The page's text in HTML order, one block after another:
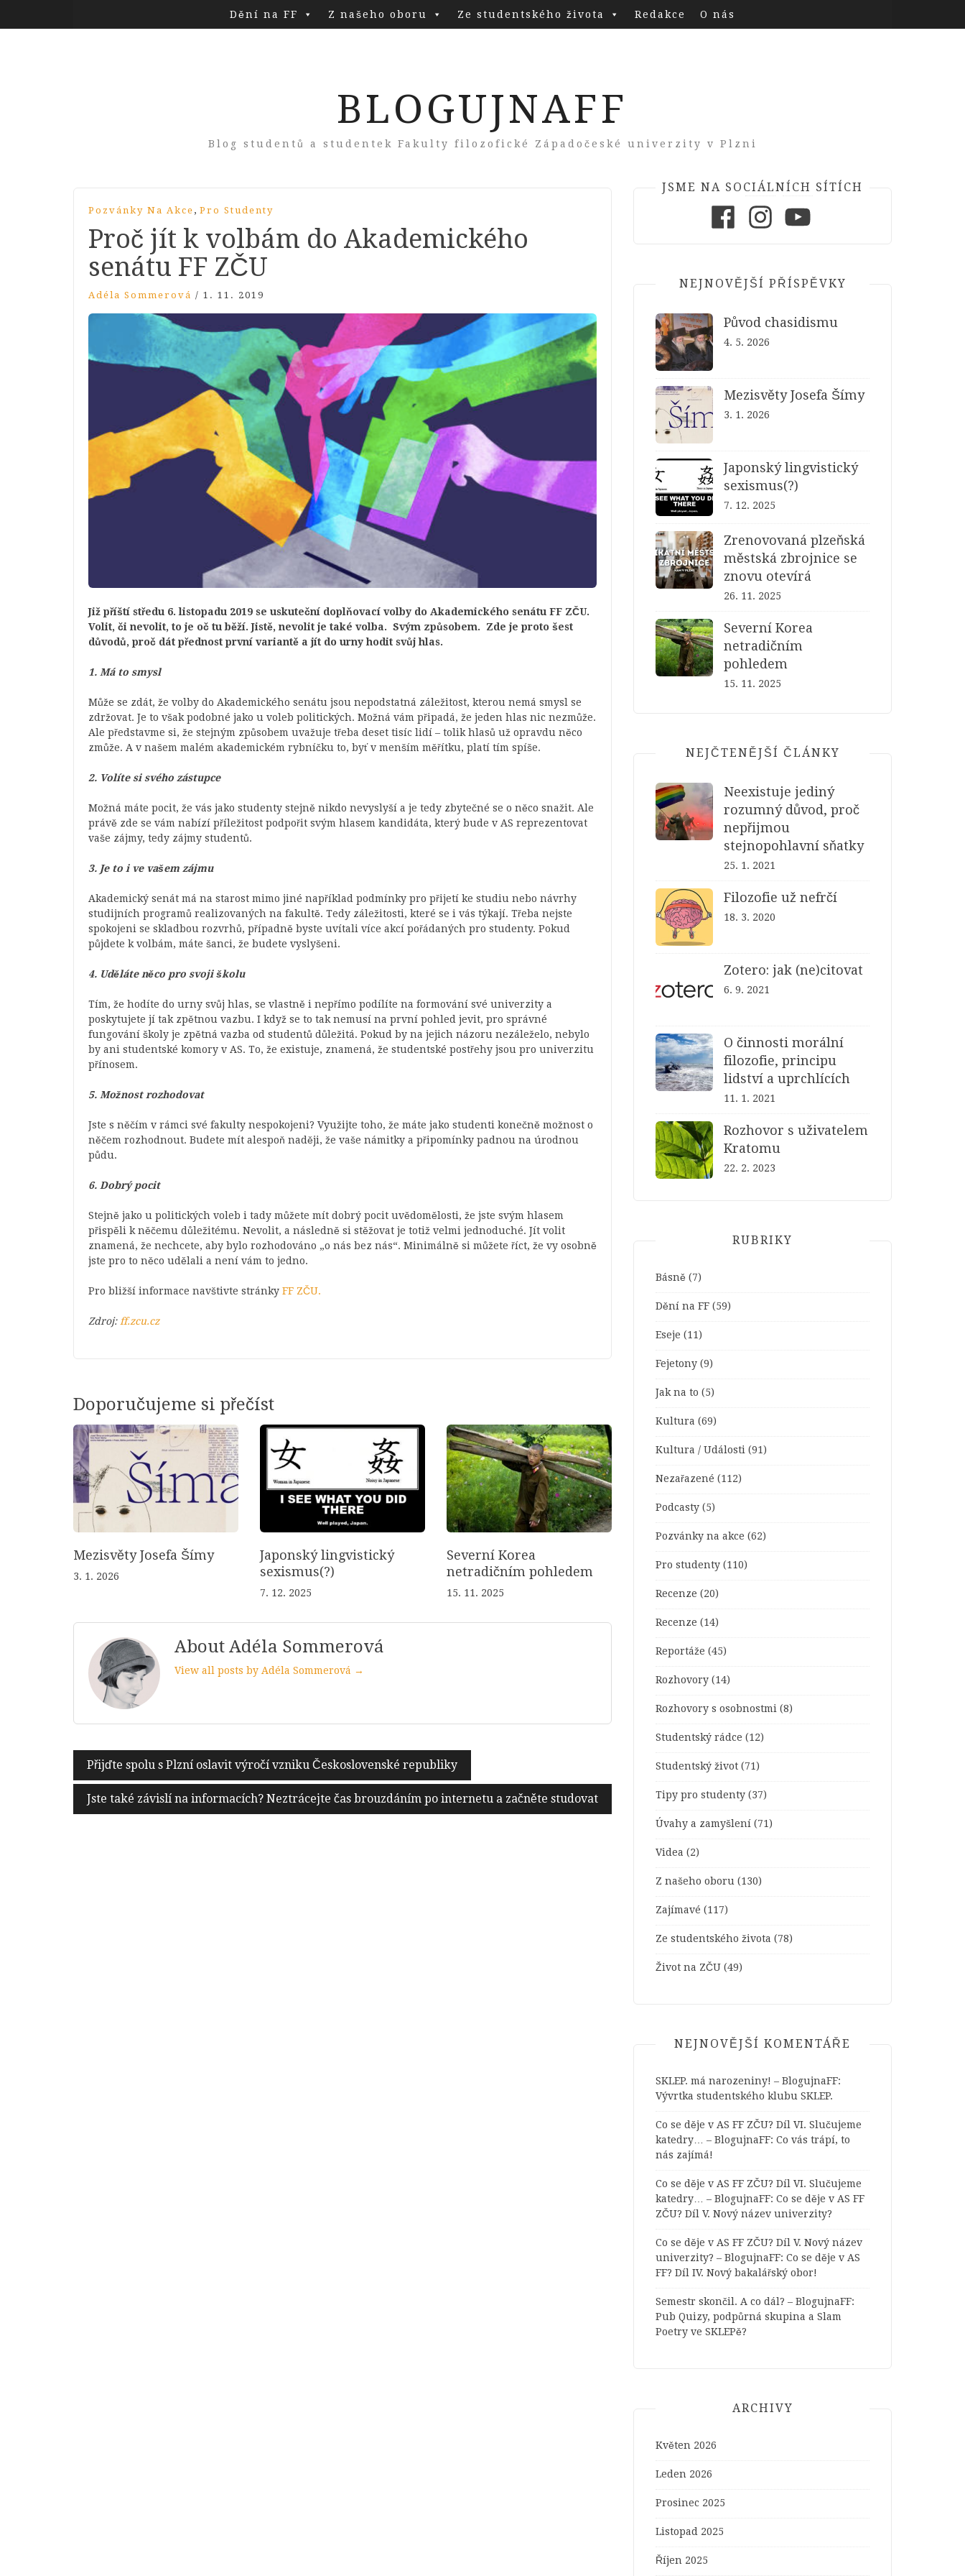
Dění na FF Z našeho oboru Ze studentského života Redakce O nás
BLOGUJNAFF
Blog studentů a studentek Fakulty filozofické Západočeské univerzity v Plzni
Pozvánky Na Akce , Pro Studenty
Proč jít k volbám do Akademického
senátu FF ZČU
Adéla Sommerová / 1. 11. 2019
Již příští středu 6. listopadu 2019 se uskuteční doplňovací volby do Akademického senátu FF ZČU.
Volit, či nevolit, to je oč tu běží. Jistě, nevolit je také volba. Svým způsobem. Zde je proto šest
důvodů, proč dát přednost první variantě a jít do urny hodit svůj hlas.
1. Má to smysl
Může se zdát, že volby do Akademického senátu jsou nepodstatná záležitost, kterou nemá smysl se
zdržovat. Je to však podobné jako u voleb politických. Možná vám připadá, že jeden hlas nic nezmůže.
Ale představme si, že stejným způsobem uvažuje třeba deset tisíc lidí – tolik hlasů už opravdu něco
zmůže. A v našem malém akademickém rybníčku to, byť v menším měřítku, platí tím spíše.
2. Volíte si svého zástupce
Možná máte pocit, že vás jako studenty stejně nikdo nevyslyší a je tedy zbytečné se o něco snažit. Ale
právě zde se vám nabízí příležitost podpořit svým hlasem kandidáta, který bude v AS reprezentovat
vaše zájmy, tedy zájmy studentů.
3. Je to i ve vašem zájmu
Akademický senát má na starost mimo jiné například podmínky pro přijetí ke studiu nebo návrhy
studijních programů realizovaných na fakultě. Tedy záležitosti, které se i vás týkají. Třeba nejste
spokojeni se skladbou rozvrhů, případně byste uvítali více akcí pořádaných pro studenty. Pokud
půjdete k volbám, máte šanci, že budete vyslyšeni.
4. Uděláte něco pro svoji školu
Tím, že hodíte do urny svůj hlas, se vlastně i nepřímo podílíte na formování své univerzity a
poskytujete jí tak zpětnou vazbu. I když se to tak nemusí na první pohled jevit, pro správné
fungování školy je zpětná vazba od studentů důležitá. Pokud by na jejich názoru nezáleželo, nebylo
by ani studentské komory v AS. To, že existuje, znamená, že studentské postřehy jsou pro univerzitu
přínosem.
5. Možnost rozhodovat
Jste s něčím v rámci své fakulty nespokojeni? Využijte toho, že máte jako studenti konečně možnost o
něčem rozhodnout. Budete mít alespoň naději, že vaše námitky a připomínky padnou na úrodnou
půdu.
6. Dobrý pocit
Stejně jako u politických voleb i tady můžete mít dobrý pocit uvědomělosti, že jste svým hlasem
přispěli k něčemu důležitému. Nevolit, a následně si stěžovat je totiž velmi jednoduché. Jít volit
znamená, že nechcete, aby bylo rozhodováno „o nás bez nás“. Minimálně si můžete říct, že vy osobně
jste pro to něco udělali a není vám to jedno.
Pro bližší informace navštivte stránky FF ZČU.
Zdroj: ff.zcu.cz
Doporučujeme si přečíst
Mezisvěty Josefa Šímy
3. 1. 2026
Japonský lingvistický
sexismus(?)
7. 12. 2025
Severní Korea
netradičním pohledem
15. 11. 2025
About Adéla Sommerová
View all posts by Adéla Sommerová →
Navigace
pro
příspěvek
Přijďte spolu s Plzní oslavit výročí vzniku Československé republiky
Jste také závislí na informacích? Neztrácejte čas brouzdáním po internetu a začněte studovat
JSME NA SOCIÁLNÍCH SÍTÍCH
NEJNOVĚJŠÍ PŘÍSPĚVKY
Původ chasidismu
4. 5. 2026
Mezisvěty Josefa Šímy
3. 1. 2026
Japonský lingvistický
sexismus(?)
7. 12. 2025
Zrenovovaná plzeňská
městská zbrojnice se
znovu otevírá
26. 11. 2025
Severní Korea
netradičním
pohledem
15. 11. 2025
NEJČTENĚJŠÍ ČLÁNKY
Neexistuje jediný
rozumný důvod, proč
nepřijmou
stejnopohlavní sňatky
25. 1. 2021
Filozofie už nefrčí
18. 3. 2020
Zotero: jak (ne)citovat
6. 9. 2021
O činnosti morální
filozofie, principu
lidství a uprchlících
11. 1. 2021
Rozhovor s uživatelem
Kratomu
22. 2. 2023
RUBRIKY
Básně (7)
Dění na FF (59)
Eseje (11)
Fejetony (9)
Jak na to (5)
Kultura (69)
Kultura / Události (91)
Nezařazené (112)
Podcasty (5)
Pozvánky na akce (62)
Pro studenty (110)
Recenze (20)
Recenze (14)
Reportáže (45)
Rozhovory (14)
Rozhovory s osobnostmi (8)
Studentský rádce (12)
Studentský život (71)
Tipy pro studenty (37)
Úvahy a zamyšlení (71)
Videa (2)
Z našeho oboru (130)
Zajímavé (117)
Ze studentského života (78)
Život na ZČU (49)
NEJNOVĚJŠÍ KOMENTÁŘE
SKLEP. má narozeniny! – BlogujnaFF:
Vývrtka studentského klubu SKLEP.
Co se děje v AS FF ZČU? Díl VI. Slučujeme
katedry… – BlogujnaFF: Co vás trápí, to
nás zajímá!
Co se děje v AS FF ZČU? Díl VI. Slučujeme
katedry… – BlogujnaFF: Co se děje v AS FF
ZČU? Díl V. Nový název univerzity?
Co se děje v AS FF ZČU? Díl V. Nový název
univerzity? – BlogujnaFF: Co se děje v AS
FF? Díl IV. Nový bakalářský obor!
Semestr skončil. A co dál? – BlogujnaFF:
Pub Quizy, podpůrná skupina a Slam
Poetry ve SKLEPě?
ARCHIVY
Květen 2026
Leden 2026
Prosinec 2025
Listopad 2025
Říjen 2025